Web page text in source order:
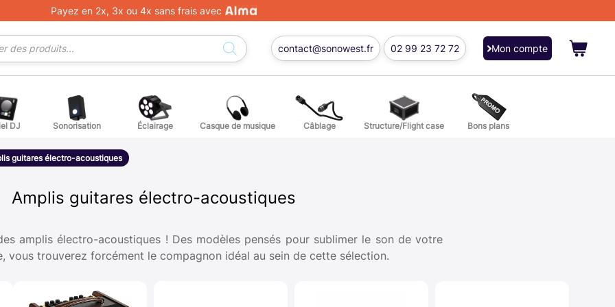
Payez en 2x, 3x ou 4x sans frais avec
contact@sonowest.fr 02 99 23 72 72 Mon compte
voix
autres instruments
détachées pour guitares et basses
Accessoires batterie et percussion
DJ
DJ
Sonorisation Éclairage Casque de musique Câblage Structure/Flight case Bons plans
guitares électro-acoustiques
Amplis guitares électro-acoustiques
amplis électro-acoustiques ! Des modèles pensés pour sublimer le son de votre
vous trouverez forcément le compagnon idéal au sein de cette sélection.